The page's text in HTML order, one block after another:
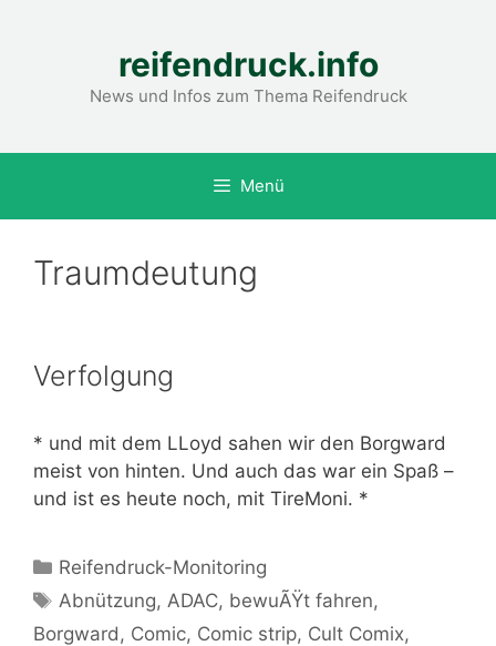
reifendruck.info
News und Infos zum Thema Reifendruck
Menü
Traumdeutung
Verfolgung
* und mit dem LLoyd sahen wir den Borgward
meist von hinten. Und auch das war ein Spaß –
und ist es heute noch, mit TireMoni. *
Kategorien
Reifendruck-Monitoring
Schlagwörter
Abnützung,ADAC, bewuÃŸt fahren,
Borgward, Comic, Comic strip, Cult Comix,